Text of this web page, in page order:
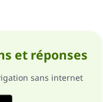
et réponses
sans internet